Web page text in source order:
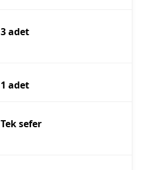
3 adet
1 adet
Tek sefer